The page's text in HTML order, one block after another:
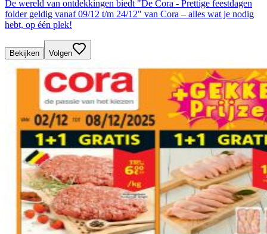
De wereld van ontdekkingen biedt "De Cora - Prettige feestdagen
folder geldig vanaf 09/12 t/m 24/12" van Cora – alles wat je nodig
hebt, op één plek!
Bekijken Volgen